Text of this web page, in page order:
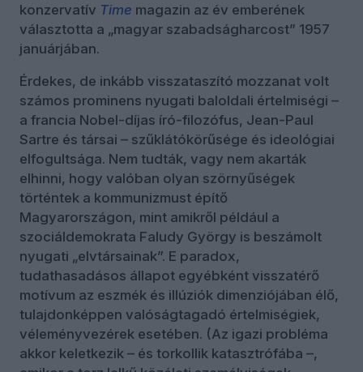
konzervatív Time magazin az év emberének
választotta a „magyar szabadságharcost” 1957
januárjában.
Érdekes, de inkább visszataszító mozzanat volt
számos prominens nyugati baloldali értelmiségi –
a francia Nobel-díjas író-filozófus, Jean-Paul
Sartre és társai – szűklátókörűsége és ideológiai
elfogultsága. Nem tudták, vagy nem akarták
elhinni, hogy valóban olyan szörnyűségek
történtek a kommunizmust építő
Magyarországon, mint amikről például a
szociáldemokrata Faludy György is beszámolt
nyugati „elvtársainak”. E paradox,
tudathasadásos állapot egyébként visszatérő
motívum az eszmék és illúziók dimenziójában élő,
tulajdonképpen valóságtagadó értelmiségiek,
véleményvezérek esetében. (Az igazi probléma
akkor keletkezik – és torkollik katasztrófába –,